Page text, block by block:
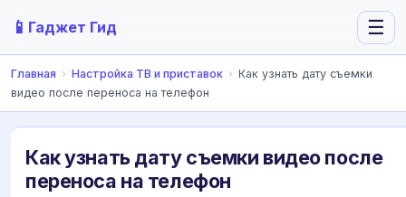
📱 Гаджет Гид ☰
Главная › Настройка ТВ и приставок › Как узнать дату съемки
видео после переноса на телефон
Как узнать дату съемки видео после
переноса на телефон